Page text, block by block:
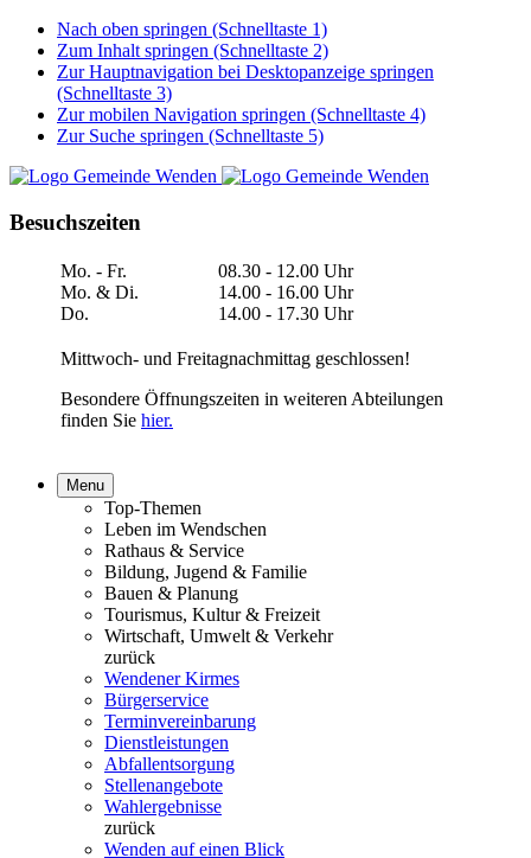
Nach oben springen (Schnelltaste 1)
Zum Inhalt springen (Schnelltaste 2)
Zur Hauptnavigation bei Desktopanzeige springen
(Schnelltaste 3)
Zur mobilen Navigation springen (Schnelltaste 4)
Zur Suche springen (Schnelltaste 5)
Besuchszeiten
Mo. - Fr.
Mo. & Di.
Do.
08.30 - 12.00 Uhr
14.00 - 16.00 Uhr
14.00 - 17.30 Uhr
Mittwoch- und Freitagnachmittag geschlossen!
Besondere Öffnungszeiten in weiteren Abteilungen
finden Sie hier.
Menu
Top-Themen
Leben im Wendschen
Rathaus & Service
Bildung, Jugend & Familie
Bauen & Planung
Tourismus, Kultur & Freizeit
Wirtschaft, Umwelt & Verkehr
zurück
Wendener Kirmes
Bürgerservice
Terminvereinbarung
Dienstleistungen
Abfallentsorgung
Stellenangebote
Wahlergebnisse
zurück
Wenden auf einen Blick